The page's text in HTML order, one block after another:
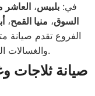
في: بلبيس،
السوق، منيا القمح،
الفروع تقدم صيانة
والغسالات التي تتوقف عن الدوران أو العصر.
صيانة ثلاجات